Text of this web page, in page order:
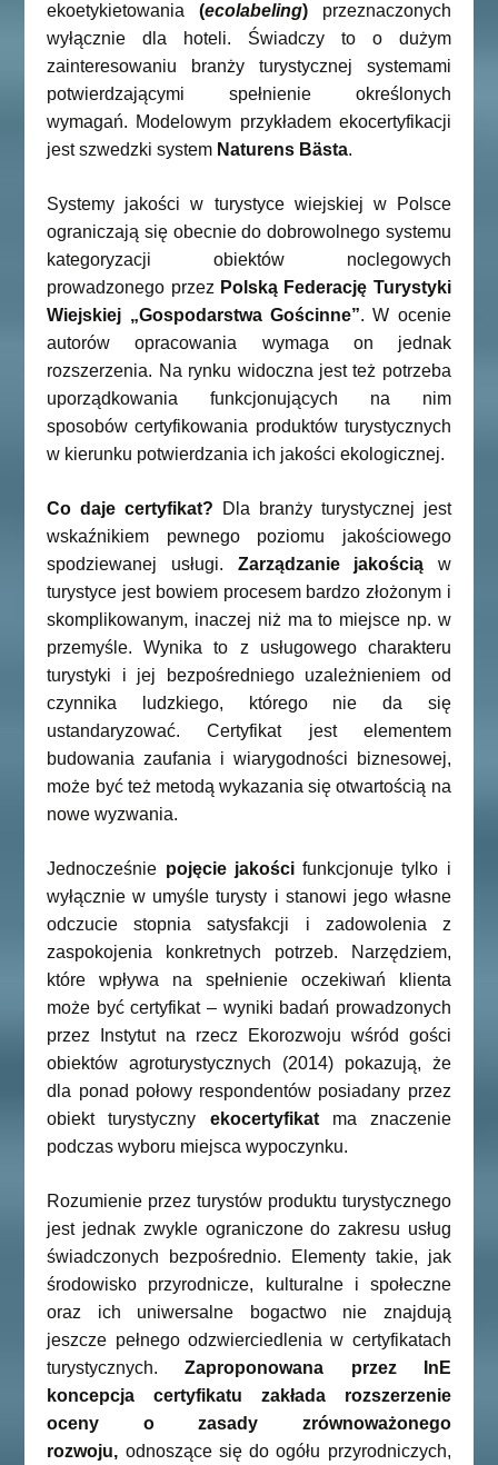
ekoetykietowania
(ecolabeling)
przeznaczonych
wyłącznie dla hoteli. Świadczy to o dużym
zainteresowaniu branży turystycznej systemami
potwierdzającymi spełnienie określonych
wymagań. Modelowym przykładem ekocertyfikacji
jest szwedzki system Naturens Bästa.
Systemy jakości w turystyce wiejskiej w Polsce
ograniczają się obecnie do dobrowolnego systemu
kategoryzacji obiektów noclegowych
prowadzonego przez Polską Federację Turystyki
Wiejskiej „Gospodarstwa Gościnne”. W ocenie
autorów opracowania wymaga on jednak
rozszerzenia. Na rynku widoczna jest też potrzeba
uporządkowania funkcjonujących na nim
sposobów certyfikowania produktów turystycznych
w kierunku potwierdzania ich jakości ekologicznej.
Co daje certyfikat?
Dla branży turystycznej jest
wskaźnikiem pewnego poziomu jakościowego
spodziewanej usługi.
Zarządzanie jakością
w
turystyce jest bowiem procesem bardzo złożonym i
skomplikowanym, inaczej niż ma to miejsce np. w
przemyśle. Wynika to z usługowego charakteru
turystyki i jej bezpośredniego uzależnieniem od
czynnika ludzkiego, którego nie da się
ustandaryzować. Certyfikat jest elementem
budowania zaufania i wiarygodności biznesowej,
może być też metodą wykazania się otwartością na
nowe wyzwania.
Jednocześnie pojęcie jakości funkcjonuje tylko i
wyłącznie w umyśle turysty i stanowi jego własne
odczucie stopnia satysfakcji i zadowolenia z
zaspokojenia konkretnych potrzeb. Narzędziem,
które wpływa na spełnienie oczekiwań klienta
może być certyfikat – wyniki badań prowadzonych
przez Instytut na rzecz Ekorozwoju wśród gości
obiektów agroturystycznych (2014) pokazują, że
dla ponad połowy respondentów posiadany przez
obiekt turystyczny
ekocertyfikat
ma znaczenie
podczas wyboru miejsca wypoczynku.
Rozumienie przez turystów produktu turystycznego
jest jednak zwykle ograniczone do zakresu usług
świadczonych bezpośrednio. Elementy takie, jak
środowisko przyrodnicze, kulturalne i społeczne
oraz ich uniwersalne bogactwo nie znajdują
jeszcze pełnego odzwierciedlenia w certyfikatach
turystycznych.
Zaproponowana przez InE
koncepcja certyfikatu zakłada rozszerzenie
oceny o zasady zrównoważonego
rozwoju, odnoszące się do ogółu przyrodniczych,